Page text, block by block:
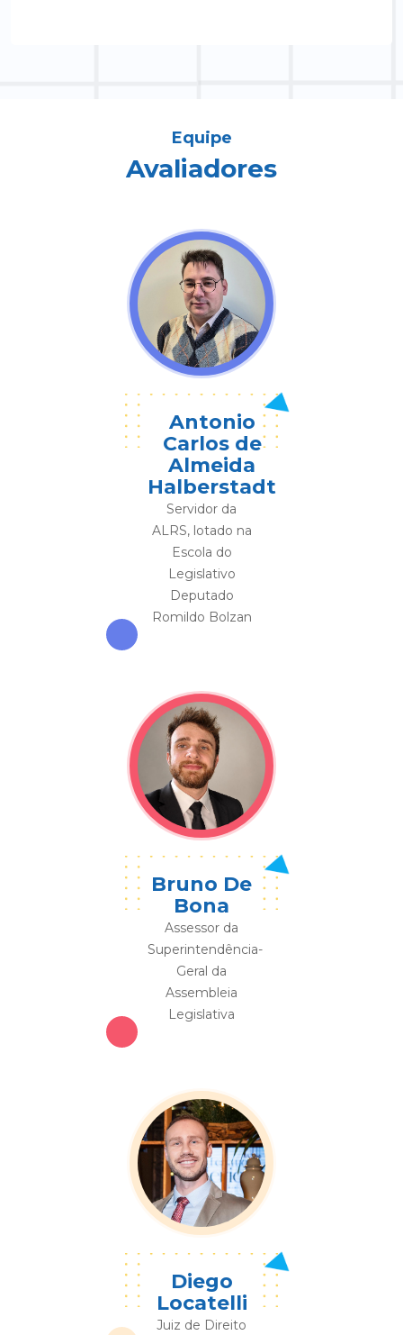
Equipe
Avaliadores
Antonio
Carlos de
Almeida
Halberstadt
Servidor da
ALRS, lotado na
Escola do
Legislativo
Deputado
Romildo Bolzan
Bruno De
Bona
Assessor da
Superintendência-
Geral da
Assembleia
Legislativa
Diego
Locatelli
Juiz de Direito